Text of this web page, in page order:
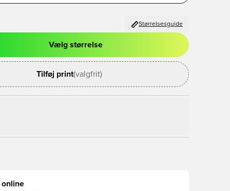
Størrelsesguide
til at logge ind eller tilmelde dig som medlem
Vælg størrelse
Tilføj print(valgfrit)
online